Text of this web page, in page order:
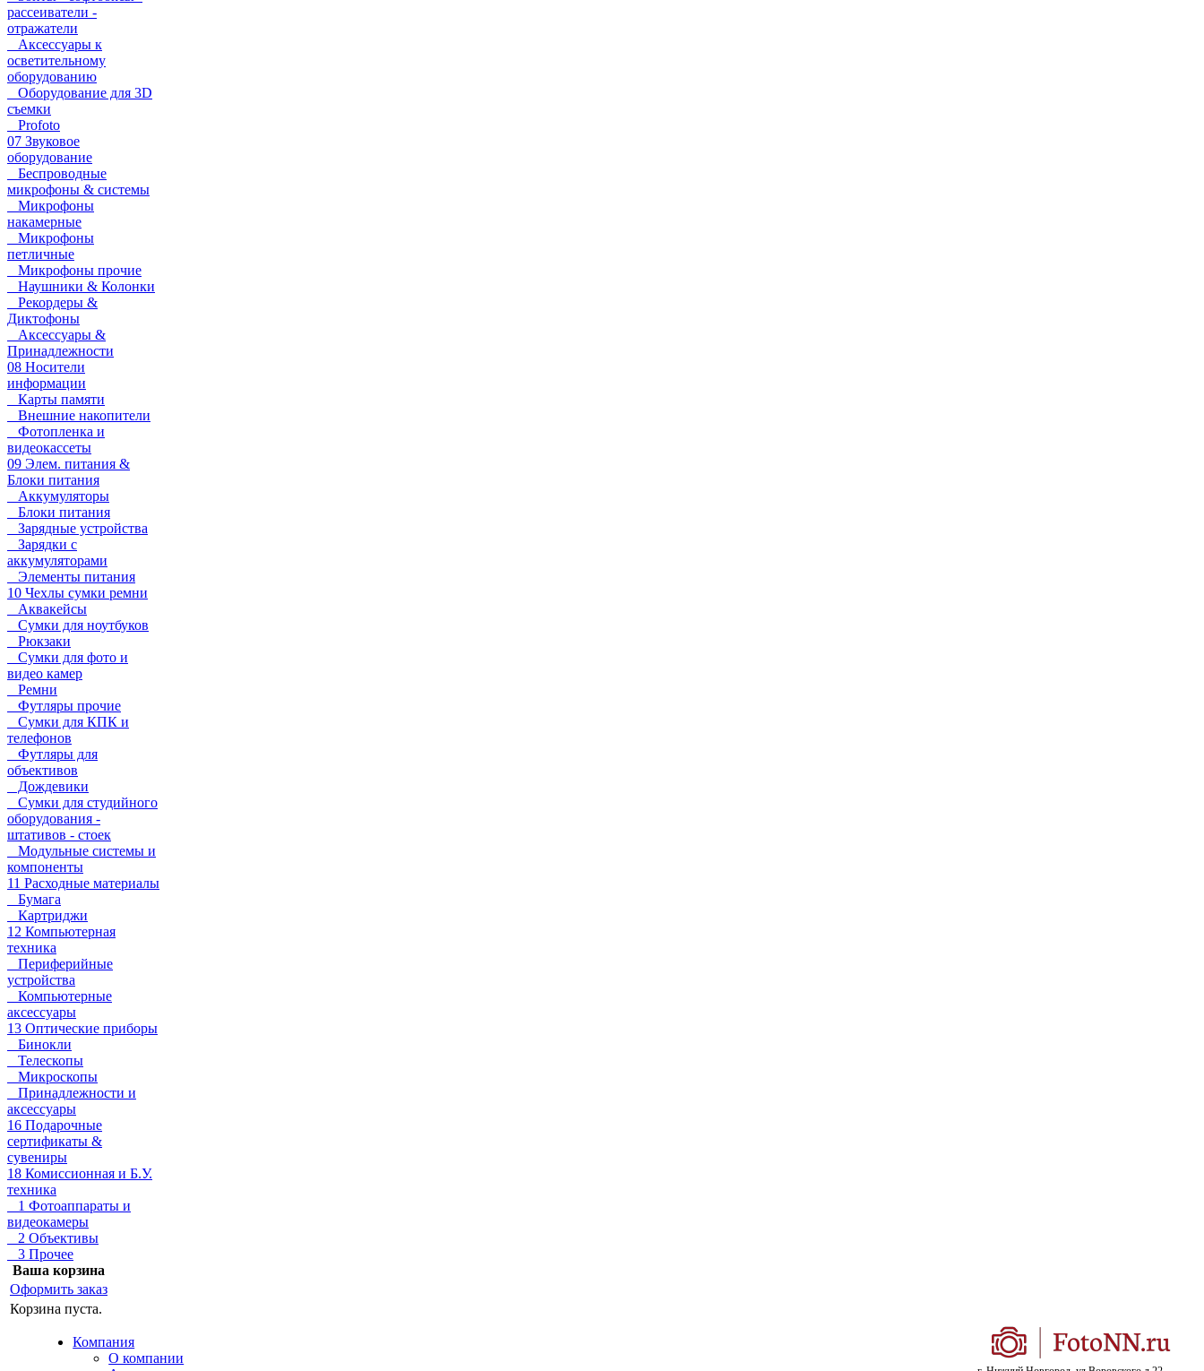
рассеиватели -
отражатели
Аксессуары к
осветительному
оборудованию
Оборудование для 3D
съемки
Profoto
07 Звуковое
оборудование
Беспроводные
микрофоны & системы
Микрофоны
накамерные
Микрофоны
петличные
Микрофоны прочие
Наушники & Колонки
Рекордеры &
Диктофоны
Аксессуары &
Принадлежности
08 Носители
информации
Карты памяти
Внешние накопители
Фотопленка и
видеокассеты
09 Элем. питания &
Блоки питания
Аккумуляторы
Блоки питания
Зарядные устройства
Зарядки с
аккумуляторами
Элементы питания
10 Чехлы сумки ремни
Аквакейсы
Сумки для ноутбуков
Рюкзаки
Сумки для фото и
видео камер
Ремни
Футляры прочие
Сумки для КПК и
телефонов
Футляры для
объективов
Дождевики
Сумки для студийного
оборудования -
штативов - стоек
Модульные системы и
компоненты
11 Расходные материалы
Бумага
Картриджи
12 Компьютерная
техника
Периферийные
устройства
Компьютерные
аксессуары
13 Оптические приборы
Бинокли
Телескопы
Микроскопы
Принадлежности и
аксессуары
16 Подарочные
сертификаты &
сувениры
18 Комиссионная и Б.У.
техника
1 Фотоаппараты и
видеокамеры
2 Объективы
3 Прочее
Ваша корзина
Оформить заказ
Корзина пуста.
Компания
О компании